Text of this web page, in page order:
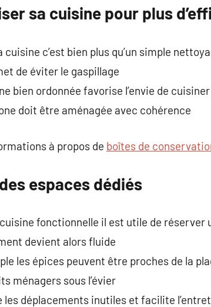
sa cuisine pour plus
cuisine c’est bien plus qu’un simple
de éviter le gaspillage
bien ordonnée favorise l’envie de
doit être aménagée avec cohérence
à propos de boîtes de
espaces dédiés
fonctionnelle il est utile de réserver
devient alors fluide
les épices peuvent être proches de la
ménagers sous l’évier
les déplacements inutiles et facilite